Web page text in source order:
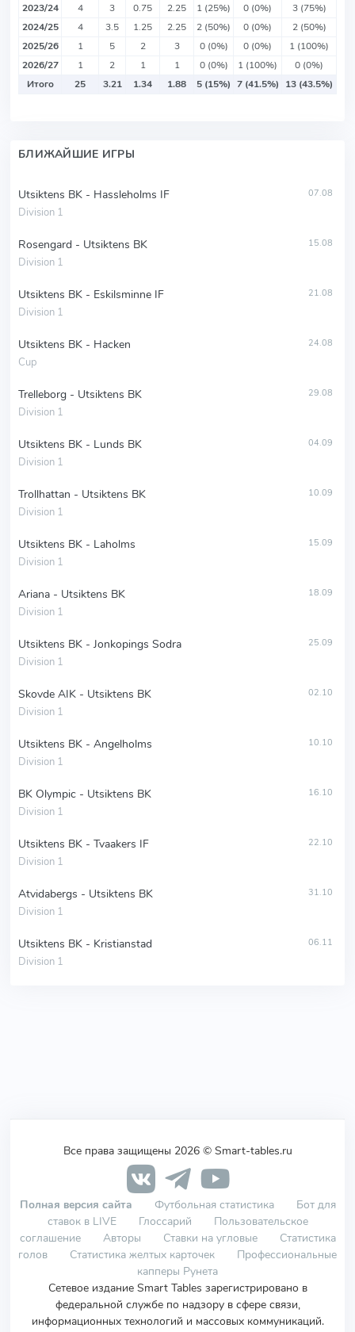
2023/24
4 3 0.75 2.25 1 (25%) 0 (0%)
3 (75%)
2024/25
4 3.5 1.25 2.25 2 (50%) 0 (0%)
2 (50%)
2025/26
1 5 2 3 0 (0%) 0 (0%)
1 (100%)
2026/27
1 2 1 1 0 (0%) 1 (100%)
0 (0%)
Итого
25 3.21 1.34 1.88 5 (15%) 7 (41.5%) 13 (43.5%)
БЛИЖАЙШИЕ ИГРЫ
Utsiktens BK - Hassleholms IF
Division 1
07.08
Rosengard - Utsiktens BK
Division 1
15.08
Utsiktens BK - Eskilsminne IF
Division 1
21.08
Utsiktens BK - Hacken
Cup
24.08
Trelleborg - Utsiktens BK
Division 1
29.08
Utsiktens BK - Lunds BK
Division 1
04.09
Trollhattan - Utsiktens BK
Division 1
10.09
Utsiktens BK - Laholms
Division 1
15.09
Ariana - Utsiktens BK
Division 1
18.09
Utsiktens BK - Jonkopings Sodra
Division 1
25.09
Skovde AIK - Utsiktens BK
Division 1
02.10
Utsiktens BK - Angelholms
Division 1
10.10
BK Olympic - Utsiktens BK
Division 1
16.10
Utsiktens BK - Tvaakers IF
Division 1
22.10
Atvidabergs - Utsiktens BK
Division 1
31.10
Utsiktens BK - Kristianstad
Division 1
06.11
Все права защищены 2026 © Smart-tables.ru
Полная версия сайта Футбольная статистика
Бот для
ставок в LIVE
Глоссарий
Пользовательское
соглашение
Авторы Ставки на угловые
Статистика
голов
Статистика желтых карточек
Профессиональные
капперы Рунета
Сетевое издание Smart Tables зарегистрировано в
федеральной службе по надзору в сфере связи,
информационных технологий и массовых коммуникаций.